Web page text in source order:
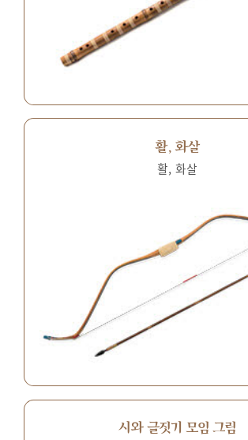
활, 화살
활, 화살
시와 글짓기 모임 그림